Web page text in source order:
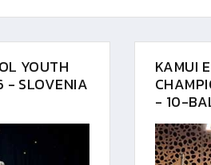
YOUTH
- SLOVENIA
KAMUI
- 10-